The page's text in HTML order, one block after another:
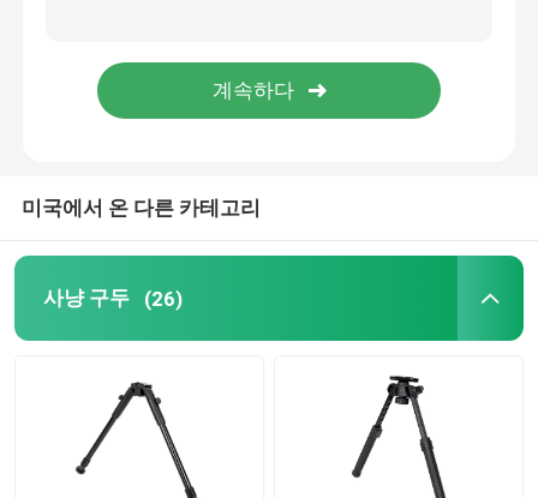
사냥용 소총 양각대
추적 부속물
3각
망원경 장착장
미국에서 온 다른 카테고리
사냥 구두 (26)